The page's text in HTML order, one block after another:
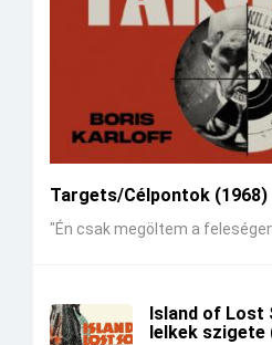
Targets/Célpontok (1968)
"Én csak megöltem a
Island of Lost
lelkek szigete